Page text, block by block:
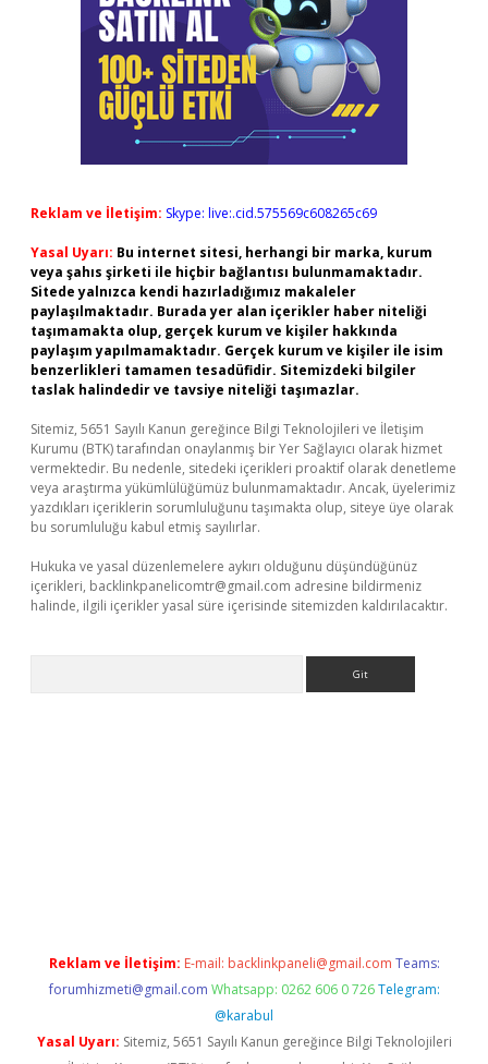
Reklam ve İletişim: Skype: live:.cid.575569c608265c69
Yasal Uyarı: Bu internet sitesi, herhangi bir marka, kurum
veya şahıs şirketi ile hiçbir bağlantısı bulunmamaktadır.
Sitede yalnızca kendi hazırladığımız makaleler
paylaşılmaktadır. Burada yer alan içerikler haber niteliği
taşımamakta olup, gerçek kurum ve kişiler hakkında
paylaşım yapılmamaktadır. Gerçek kurum ve kişiler ile isim
benzerlikleri tamamen tesadüfidir. Sitemizdeki bilgiler
taslak halindedir ve tavsiye niteliği taşımazlar.
Sitemiz, 5651 Sayılı Kanun gereğince Bilgi Teknolojileri ve İletişim
Kurumu (BTK) tarafından onaylanmış bir Yer Sağlayıcı olarak hizmet
vermektedir. Bu nedenle, sitedeki içerikleri proaktif olarak denetleme
veya araştırma yükümlülüğümüz bulunmamaktadır. Ancak, üyelerimiz
yazdıkları içeriklerin sorumluluğunu taşımakta olup, siteye üye olarak
bu sorumluluğu kabul etmiş sayılırlar.
Hukuka ve yasal düzenlemelere aykırı olduğunu düşündüğünüz
içerikleri, backlinkpanelicomtr@gmail.com adresine bildirmeniz
halinde, ilgili içerikler yasal süre içerisinde sitemizden kaldırılacaktır.
Reklam ve İletişim: E-mail: backlinkpaneli@gmail.com Teams:
forumhizmeti@gmail.com Whatsapp: 0262 606 0 726 Telegram:
@karabul
Yasal Uyarı: Sitemiz, 5651 Sayılı Kanun gereğince Bilgi Teknolojileri